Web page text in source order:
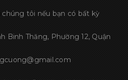
chúng tôi nếu bạn có bất kỳ
Binh Thăng, Phường 12, Quận